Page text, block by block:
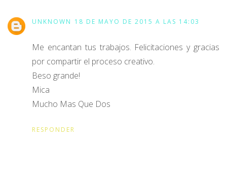
UNKNOWN 18 DE MAYO DE 2015 A LAS 14:03
Me encantan tus trabajos. Felicitaciones y gracias
por compartir el proceso creativo.
Beso grande!
Mica
Mucho Mas Que Dos
RESPONDER